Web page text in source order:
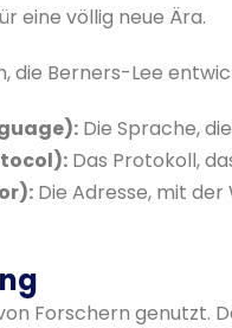
eine völlig neue Ära.
die Berners-Lee
Die Sprache,
Das Protokoll,
Die Adresse, mit
Forschern genutzt.